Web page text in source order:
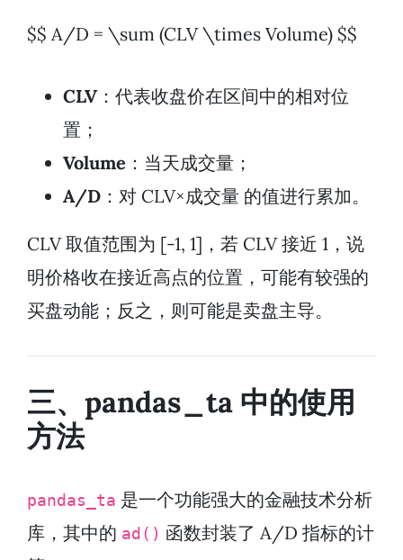
$$ A/D = \sum (CLV \times Volume) $$
CLV：代表收盘价在区间中的相对位
置；
Volume ：当天成交量；
A/D ：对 CLV×成交量 的值进行累加。
CLV 取值范围为 [-1, 1]，若 CLV 接近 1，说
明价格收在接近高点的位置，可能有较强的
买盘动能；反之，则可能是卖盘主导。
三、pandas_ta 中的使用
方法
pandas_ta 是一个功能强大的金融技术分析
库，其中的 ad() 函数封装了 A/D 指标的计